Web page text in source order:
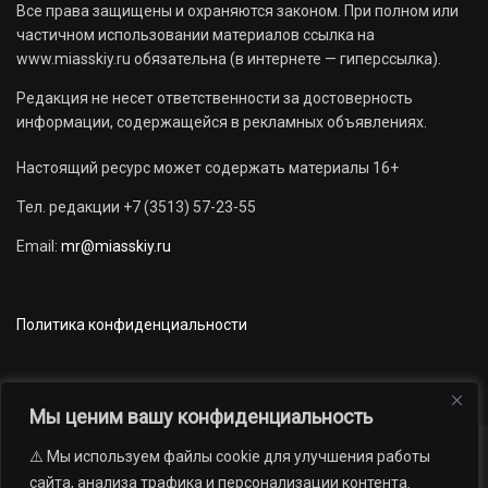
Мы ценим вашу конфиденциальность
⚠️ Мы используем файлы cookie для улучшения работы
сайта, анализа трафика и персонализации контента.
Все права защищены и охраняются законом. При полном или
частичном использовании материалов ссылка на
www.miasskiy.ru обязательна (в интернете — гиперссылка).
Редакция не несет ответственности за достоверность
информации, содержащейся в рекламных объявлениях.
Настоящий ресурс может содержать материалы 16+
Тел. редакции +7 (3513) 57-23-55
Email: mr@miasskiy.ru
Политика конфиденциальности
Новости Наши проекты
Официально